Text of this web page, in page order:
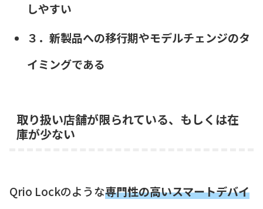
しやすい
３．新製品への移行期やモデルチェンジのタ
イミングである
取り扱い店舗が限られている、もしくは在
庫が少ない
Qrio Lockのような専門性の高いスマートデバイ